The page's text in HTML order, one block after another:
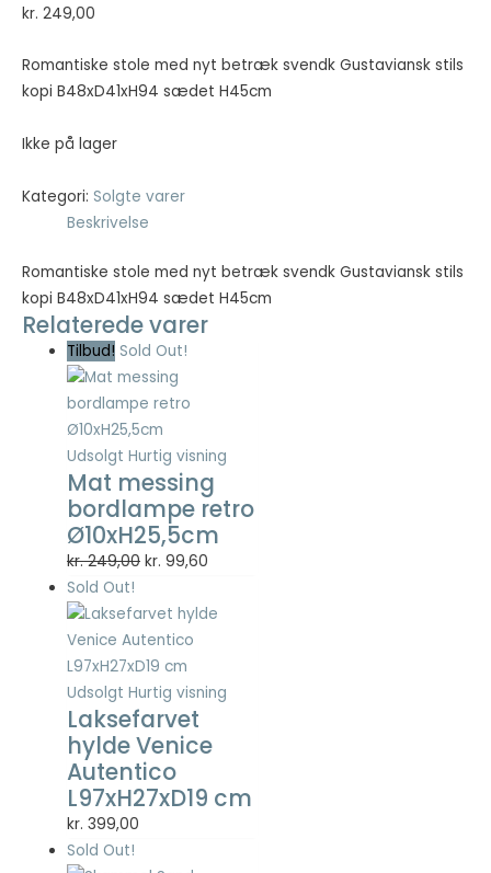
kr. 249,00
Romantiske stole med nyt betræk svendk Gustaviansk stils
kopi B48xD41xH94 sædet H45cm
Ikke på lager
Kategori: Solgte varer
Beskrivelse
Romantiske stole med nyt betræk svendk Gustaviansk stils
kopi B48xD41xH94 sædet H45cm
Relaterede varer
Tilbud! Sold Out!
Udsolgt Hurtig visning
Mat messing
bordlampe retro
Ø10xH25,5cm
kr.249,00 Den
pris
var:
kr. 249,00.
kr. 99,60
pris
Sold Out!
Udsolgt Hurtig visning
Laksefarvet
hylde Venice
Autentico
L97xH27xD19 cm
kr. 399,00
Sold Out!
Nødvendig
med at gøre en
brugbar ved at
aktivere
funktioner
såsom side-
navigation og
adgang til sikre
områder af
hjemmesiden.
Hjemmesiden
kan ikke fungere
ordentligt uden
disse cookies.
Statistisk
Statistisk
cookies
hjælper
webstedsejere
med at forstå,
hvordan de
besøgende
interagerer
hjemmesider
ved at
indsamle og
rapportere
oplysninger
anonymt.